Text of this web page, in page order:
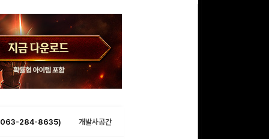
(063-284-8635) 개발사공간